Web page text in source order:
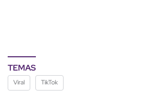
TEMAS
Viral TikTok